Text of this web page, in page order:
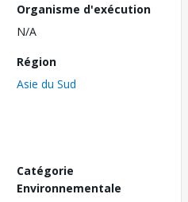
Organisme d'exécution
N/A
Région
Asie du Sud
Catégorie
Environnementale